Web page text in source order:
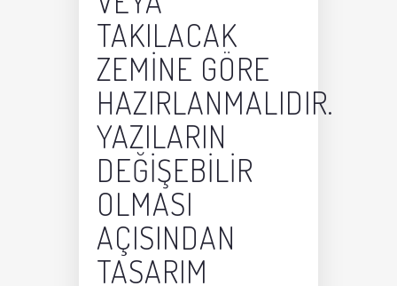
TAKILACAK
ZEMINE GÖRE
HAZIRLANMALIDIR.
YAZILARIN
DEĞIŞEBILIR
OLMASI
AÇISINDAN
TASARIM